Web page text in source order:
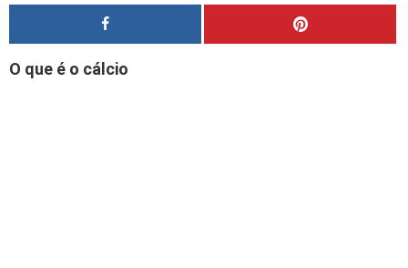
O que é o cálcio